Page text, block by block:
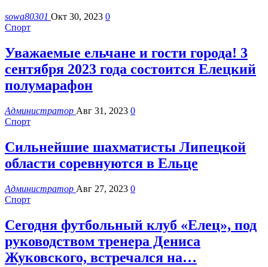
sowa80301 Окт 30, 2023 0
Спорт
Уважаемые ельчане и гости города! 3
сентября 2023 года состоится Елецкий
полумарафон
Администратор Авг 31, 2023 0
Спорт
Сильнейшие шахматисты Липецкой
области соревнуются в Ельце
Администратор Авг 27, 2023 0
Спорт
Сегодня футбольный клуб «Елец», под
руководством тренера Дениса
Жуковского, встречался на…